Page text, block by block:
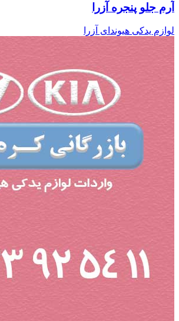
آرم جلو پنجره آزرا
لوازم یدکی هیوندای آزرا